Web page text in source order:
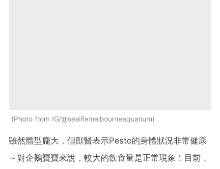
Photo from IG/@sealifemelbourneaquarium
雖然體型龐大，但獸醫表示Pesto的身體狀況非常健康
～對企鵝寶寶來說，較大的飲食量是正常現象！目前，